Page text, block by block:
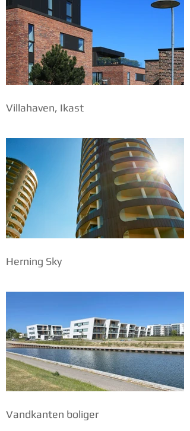
Villahaven, Ikast
Herning Sky
Vandkanten boliger